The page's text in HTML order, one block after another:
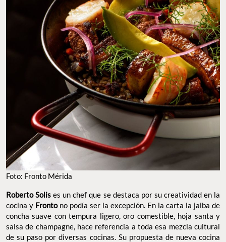
Foto: Fronto Mérida
Roberto Solis es un chef que se destaca por su creatividad en la
cocina y Fronto no podía ser la excepción. En la carta la jaiba de
concha suave con tempura ligero, oro comestible, hoja santa y
salsa de champagne, hace referencia a toda esa mezcla cultural
de su paso por diversas cocinas. Su propuesta de nueva cocina